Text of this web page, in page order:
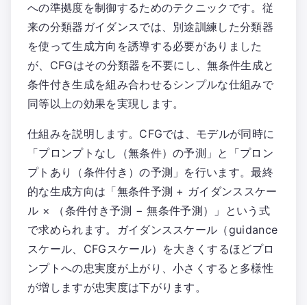
への準拠度を制御するためのテクニックです。従
来の分類器ガイダンスでは、別途訓練した分類器
を使って生成方向を誘導する必要がありました
が、CFGはその分類器を不要にし、無条件生成と
条件付き生成を組み合わせるシンプルな仕組みで
同等以上の効果を実現します。
仕組みを説明します。CFGでは、モデルが同時に
「プロンプトなし（無条件）の予測」と「プロン
プトあり（条件付き）の予測」を行います。最終
的な生成方向は「無条件予測 + ガイダンススケー
ル × （条件付き予測 − 無条件予測）」という式
で求められます。ガイダンススケール（guidance
スケール、CFGスケール）を大きくするほどプロ
ンプトへの忠実度が上がり、小さくすると多様性
が増しますが忠実度は下がります。